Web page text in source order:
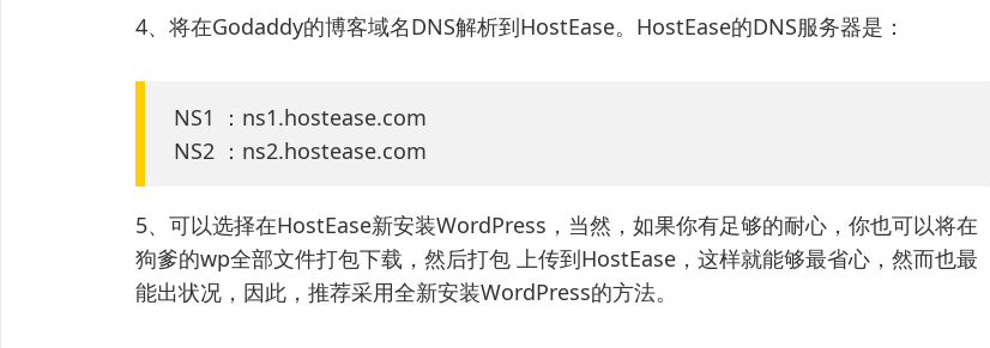
4、将在Godaddy的博客域名DNS解析到HostEase。HostEase的DNS服务器是：
NS1 ：ns1.hostease.com
NS2 ：ns2.hostease.com
5、可以选择在HostEase新安装WordPress，当然，如果你有足够的耐心，你也可以将在
狗爹的wp全部文件打包下载，然后打包 上传到HostEase，这样就能够最省心，然而也最
能出状况，因此，推荐采用全新安装WordPress的方法。